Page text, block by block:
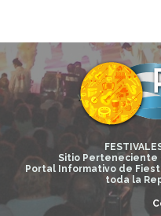
Sitio Perteneciente
Portal Informativo de
toda la